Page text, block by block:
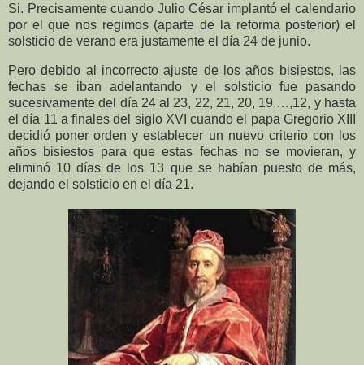
Si. Precisamente cuando Julio César implantó el calendario
por el que nos regimos (aparte de la reforma posterior) el
solsticio de verano era justamente el día 24 de junio.
Pero debido al incorrecto ajuste de los años bisiestos, las
fechas se iban adelantando y el solsticio fue pasando
sucesivamente del día 24 al 23, 22, 21, 20, 19,…,12, y hasta
el día 11 a finales del siglo XVI cuando el papa Gregorio XIII
decidió poner orden y establecer un nuevo criterio con los
años bisiestos para que estas fechas no se movieran, y
eliminó 10 días de los 13 que se habían puesto de más,
dejando el solsticio en el día 21.